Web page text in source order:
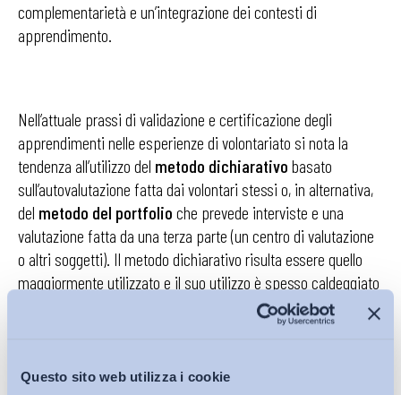
Questo sito web utilizza i cookie
complementarietà e un’integrazione dei contesti di
apprendimento.
Nell’attuale prassi di validazione e certificazione degli
apprendimenti nelle esperienze di volontariato si nota la
tendenza all’utilizzo del metodo dichiarativo basato
sull’autovalutazione fatta dai volontari stessi o, in alternativa,
del metodo del portfolio che prevede interviste e una
valutazione fatta da una terza parte (un centro di valutazione
o altri soggetti). Il metodo dichiarativo risulta essere quello
maggiormente utilizzato e il suo utilizzo è spesso caldeggiato
nel settore perché incentiva una riflessione su di sé e una
presa di coscienza delle proprie capacità. È questo un
metodo risulta poco imparziale e non sempre valutato